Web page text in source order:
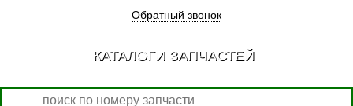
Обратный звонок
КАТАЛОГИ ЗАПЧАСТЕЙ